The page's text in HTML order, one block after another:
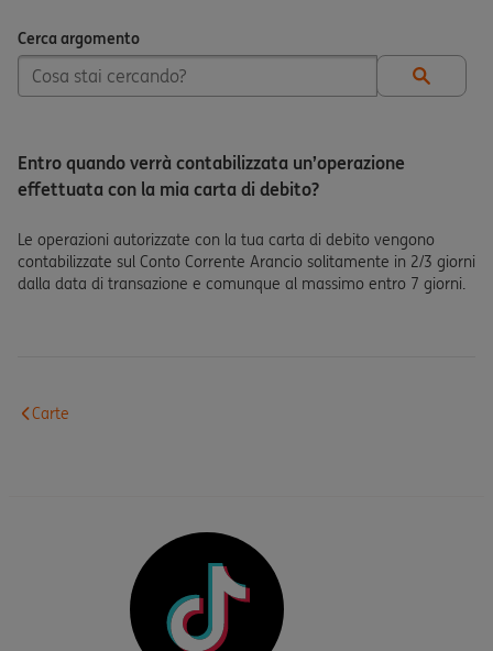
Cerca argomento
Cerca argomento
Entro quando verrà contabilizzata un’operazione
effettuata con la mia carta di debito?
Le operazioni autorizzate con la tua carta di debito vengono
contabilizzate sul Conto Corrente Arancio solitamente in 2/3 giorni
dalla data di transazione e comunque al massimo entro 7 giorni.
Carte